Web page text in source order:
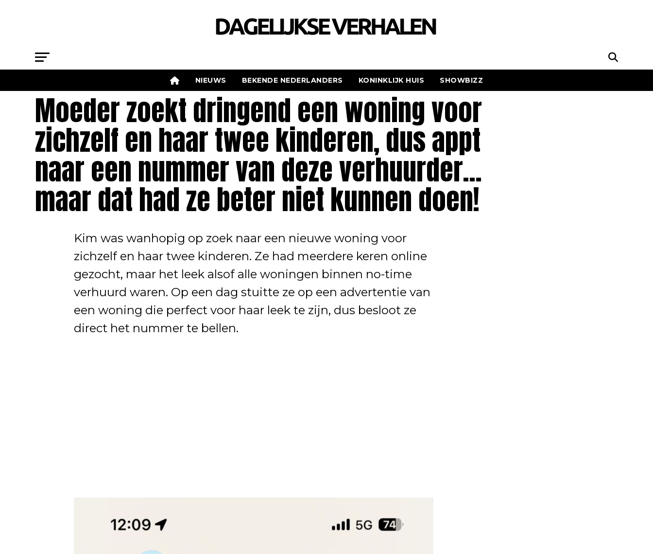
NIEUWS BEKENDE NEDERLANDERS KONINKLIJK HUIS SHOWBIZZ
Moeder zoekt dringend een woning voor
zichzelf en haar twee kinderen, dus appt
naar een nummer van deze verhuurder…
maar dat had ze beter niet kunnen doen!
Kim was wanhopig op zoek naar een nieuwe woning voor
zichzelf en haar twee kinderen. Ze had meerdere keren online
gezocht, maar het leek alsof alle woningen binnen no-time
verhuurd waren. Op een dag stuitte ze op een advertentie van
een woning die perfect voor haar leek te zijn, dus besloot ze
direct het nummer te bellen.